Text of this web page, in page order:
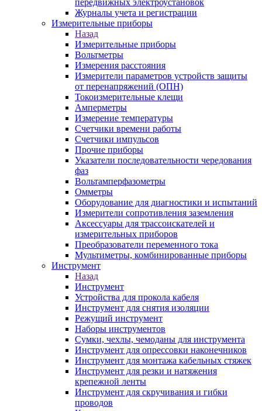
передвижных электроустановок
Журналы учета и регистрации
Измерительные приборы
Назад
Измерительные приборы
Вольтметры
Измерения расстояния
Измерители параметров устройств защиты
от перенапряжений (ОПН)
Токоизмерительные клещи
Амперметры
Измерение температуры
Счетчики времени работы
Счетчики импульсов
Прочие приборы
Указатели последовательности чередования
фаз
Вольтамперфазометры
Омметры
Оборудование для диагностики и испытаний
Измерители сопротивления заземления
Аксессуары для трассоискателей и
измерительных приборов
Преобразователи переменного тока
Мультиметры, комбинированные приборы
Инструмент
Назад
Инструмент
Устройства для прокола кабеля
Инструмент для снятия изоляции
Режущий инструмент
Наборы инструментов
Сумки, чехлы, чемоданы для инструмента
Инструмент для опрессовки наконечников
Инструмент для монтажа кабельных стяжек
Инструмент для резки и натяжения
крепежной ленты
Инструмент для скручивания и гибки
проводов